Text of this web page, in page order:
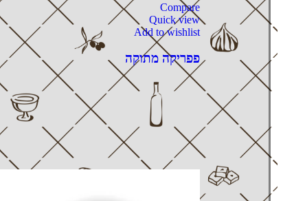
Compare
Quick view
Add to wishlist
פפריקה מתוקה